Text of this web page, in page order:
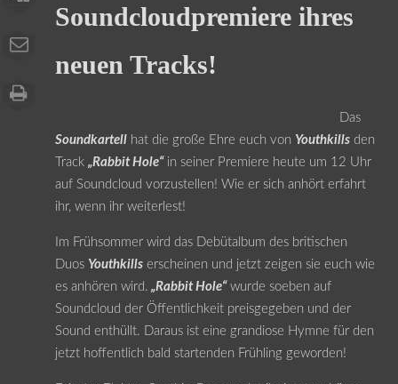
Soundcloudpremiere ihres
neuen Tracks!
Das
Soundkartellhat die große Ehre euch von Youthkillsden
Track „Rabbit Hole“ in seiner Premiere heute um 12 Uhr
auf Soundcloud vorzustellen! Wie er sich anhört erfahrt
ihr, wenn ihr weiterlest!
Im Frühsommer wird das Debütalbum des britischen
Duos Youthkillserscheinen und jetzt zeigen sie euch wie
es anhören wird. „Rabbit Hole“wurde soeben auf
Soundcloud der Öffentlichkeit preisgegeben und der
Sound enthüllt. Daraus ist eine grandiose Hymne für den
jetzt hoffentlich bald startenden Frühling geworden!